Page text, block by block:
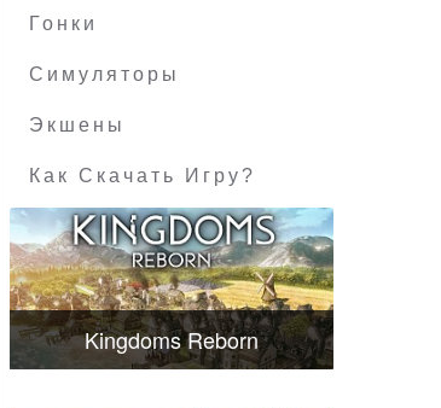
Гонки
Симуляторы
Экшены
Как Скачать Игру?
Kingdoms Reborn